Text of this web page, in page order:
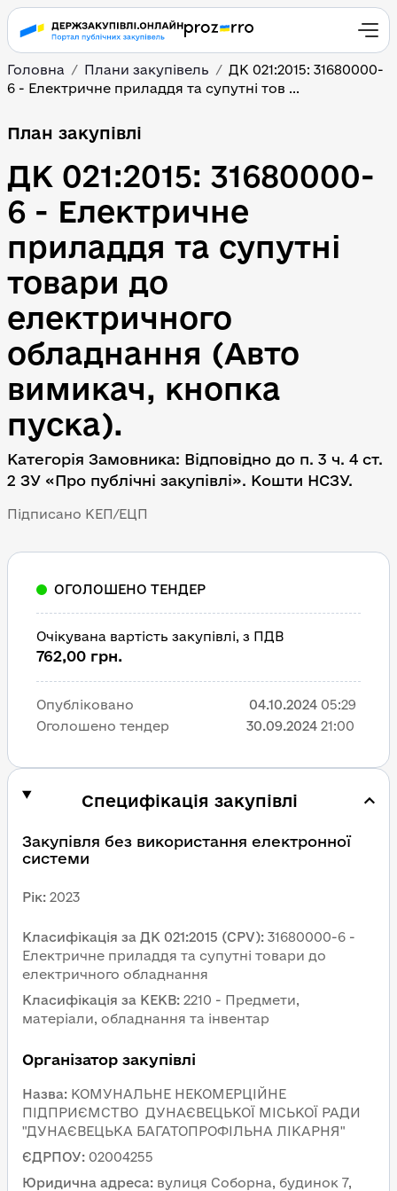
Головна Плани закупівель
ДК 021:2015: 31680000-
6 - Електричне приладдя та супутні тов ...
План закупівлі
ДК 021:2015: 31680000-
6 - Електричне
приладдя та супутні
товари до
електричного
обладнання (Авто
вимикач, кнопка
пуска).
Категорія Замовника: Відповідно до п. 3 ч. 4 ст.
2 ЗУ «Про публічні закупівлі». Кошти НСЗУ.
Підписано КЕП/ЕЦП
Специфікація закупівлі
Закупівля без використання електронної
системи
Рік: 2023
Класифікація за ДК 021:2015 (CPV): 31680000-6 -
Електричне приладдя та супутні товари до
електричного обладнання
Класифікація за КЕКВ: 2210 - Предмети,
матеріали, обладнання та інвентар
Організатор закупівлі
Назва: КОМУНАЛЬНЕ НЕКОМЕРЦІЙНЕ
ПІДПРИЄМСТВО  ДУНАЄВЕЦЬКОЇ МІСЬКОЇ РАДИ
"ДУНАЄВЕЦЬКА БАГАТОПРОФІЛЬНА ЛІКАРНЯ"
ЄДРПОУ: 02004255
Юридична адреса: вулиця Соборна, будинок 7,
ОГОЛОШЕНО ТЕНДЕР
Очікувана вартість закупівлі, з ПДВ
762,00 грн.
Опубліковано 04.10.2024 05:29
Оголошено тендер
30.09.2024 21:00